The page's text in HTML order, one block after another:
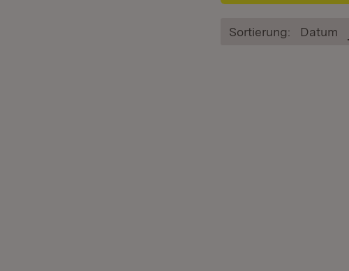
Sortierung: Datum